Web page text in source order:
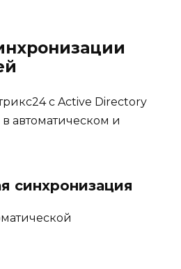
с Active Directory
автоматическом и
синхронизация